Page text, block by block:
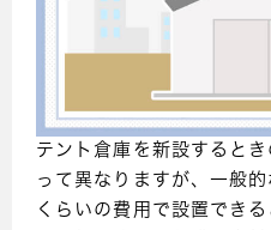
テント倉庫を新設すると
って異なりますが、一般
くらいの費用で設置でき